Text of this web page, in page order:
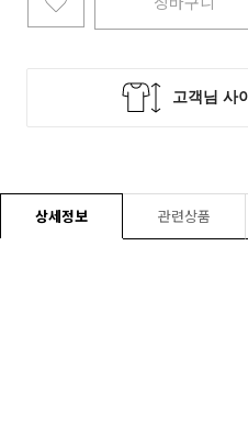
상세정보 관련상품